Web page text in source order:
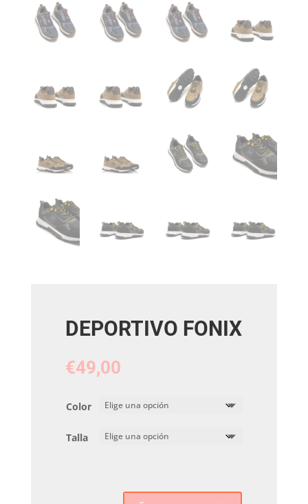
DEPORTIVO FONIX
€49,00
Color
Talla